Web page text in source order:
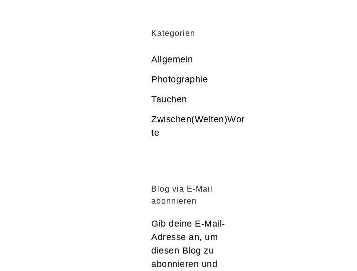
Kategorien
Allgemein
Photographie
Tauchen
Zwischen(Welten)Wor
te
Blog via E-Mail
abonnieren
Gib deine E-Mail-
Adresse an, um
diesen Blog zu
abonnieren und